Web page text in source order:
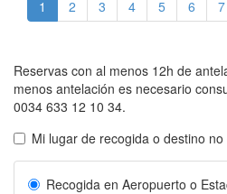
1 2 3 4 5 6 7
Reservas con al menos 12h de
menos antelación es necesario
0034 633 12 10 34.
Mi lugar de recogida o destino
Recogida en Aeropuerto o